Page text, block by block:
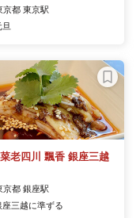
京都 東京駅
旦
老四川 飄香 銀座三越
京都 銀座駅
座三越に準ずる